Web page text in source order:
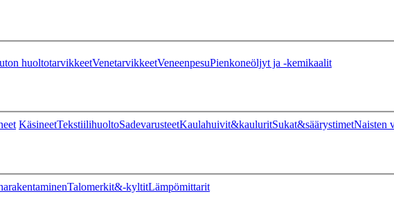
huoltotarvikkeetVenetarvikkeetVeneenpesuPienkoneöljyt ja -kemikaalit
KäsineetTekstiilihuoltoSadevarusteetKaulahuivit&kauluritSukat&säärystimetNaisten
Talomerkit&-kyltitLämpömittarit